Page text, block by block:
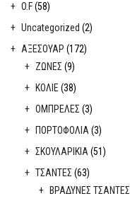
O.F(58)
Uncategorized (2)
ΑΞΕΣΟΥΑΡ (172)
ΖΩΝΕΣ (9)
ΚΟΛΙΕ(38)
ΟΜΠΡΕΛΕΣ (3)
ΠΟΡΤΟΦΟΛΙΑ(3)
ΣΚΟΥΛΑΡΙΚΙΑ(51)
ΤΣΑΝΤΕΣ (63)
ΒΡΑΔΥΝΕΣ ΤΣΑΝΤΕΣ